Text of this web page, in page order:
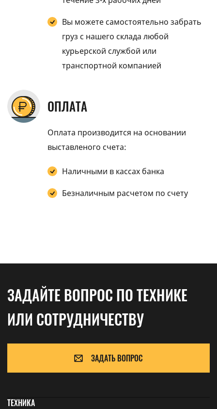
Вы можете самостоятельно забрать
груз с нашего склада любой
курьерской службой или
транспортной компанией
ОПЛАТА
Оплата производится на основании
выставленого счета:
Наличными в кассах банка
Безналичным расчетом по счету
ЗАДАЙТЕ ВОПРОС ПО ТЕХНИКЕ
ИЛИ СОТРУДНИЧЕСТВУ
ЗАДАТЬ ВОПРОС
ТЕХНИКА